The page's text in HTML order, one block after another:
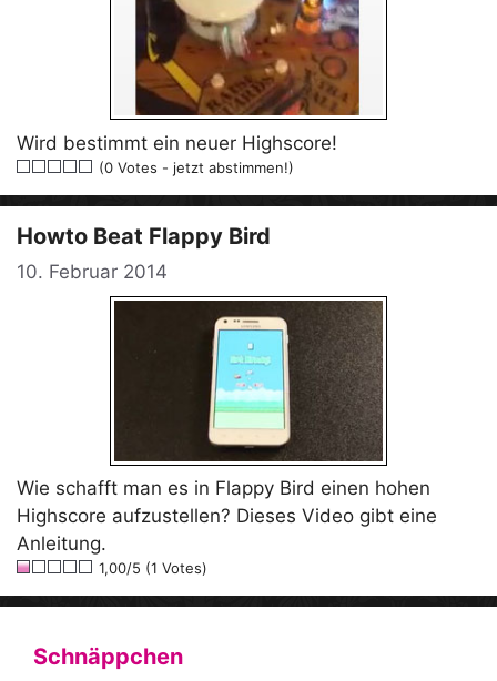
Wird bestimmt ein neuer Highscore!
(0 Votes - jetzt abstimmen!)
Howto Beat Flappy Bird
10. Februar 2014
Wie schafft man es in Flappy Bird einen hohen
Highscore aufzustellen? Dieses Video gibt eine
Anleitung.
1,00/5 (1 Votes)
Schnäppchen